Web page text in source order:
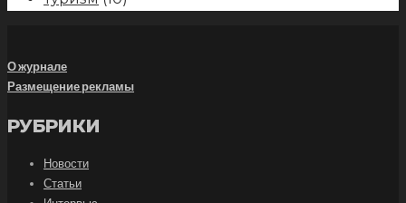
О журнале
Размещение рекламы
РУБРИКИ
Новости
Статьи